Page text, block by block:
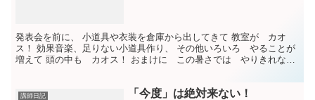
発表会を前に、 小道具や衣装を倉庫から出してきて 教室が カオ
ス！ 効果音楽、足りない小道具作り、 その他いろいろ やることが
増えて 頭の中も カオス！ おまけに この暑さでは やりきれない
講師日記 「今度」は絶対来ない！